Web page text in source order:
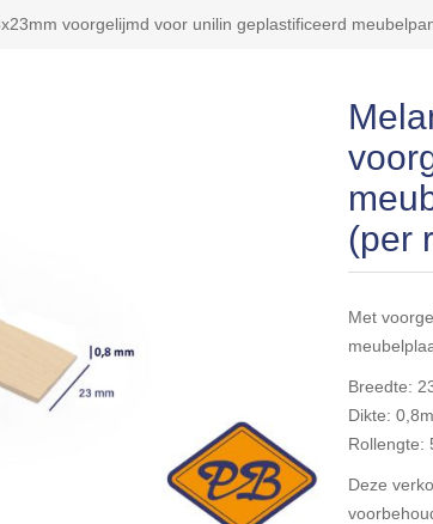
voorgelijmd voor unilin geplastificeerd
(per
Met
Breedte:
Dikte:
Rollengte:
Deze